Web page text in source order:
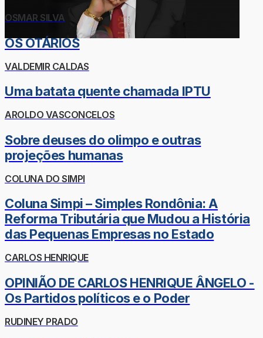
OSMAR SILVA
OS OTÁRIOS
VALDEMIR CALDAS
Uma batata quente chamada IPTU
AROLDO VASCONCELOS
Sobre deuses do olimpo e outras
projeções humanas
COLUNA DO SIMPI
Coluna Simpi – Simples Rondônia: A
Reforma Tributária que Mudou a História
das Pequenas Empresas no Estado
CARLOS HENRIQUE
OPINIÃO DE CARLOS HENRIQUE ÂNGELO -
Os Partidos políticos e o Poder
RUDINEY PRADO